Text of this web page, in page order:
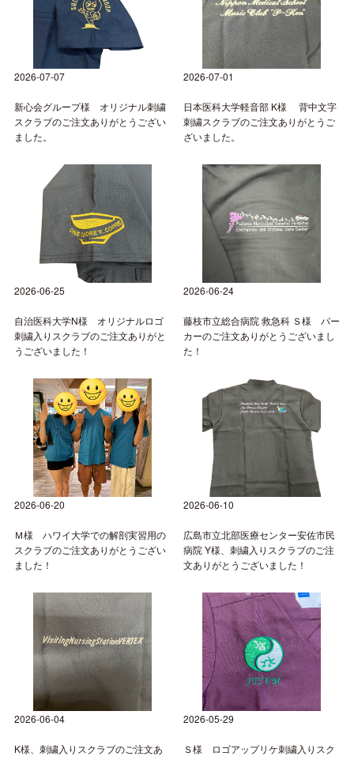
2026-07-07
新心会グループ様 オリジナル刺繍
スクラブのご注文ありがとうござい
ました。
2026-07-01
日本医科大学軽音部 K様 背中文字
刺繍スクラブのご注文ありがとうご
ざいました。
2026-06-25
自治医科大学N様 オリジナルロゴ
刺繍入りスクラブのご注文ありがと
うございました！
2026-06-24
藤枝市立総合病院 救急科 Ｓ様 パー
カーのご注文ありがとうございまし
た！
2026-06-20
Ｍ様 ハワイ大学での解剖実習用の
スクラブのご注文ありがとうござい
ました！
2026-06-10
広島市立北部医療センター安佐市民
病院 Y様、刺繍入りスクラブのご注
文ありがとうございました！
2026-06-04
K様、刺繍入りスクラブのご注文あ
2026-05-29
Ｓ様 ロゴアップリケ刺繍入りスク